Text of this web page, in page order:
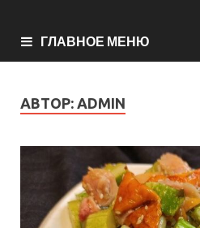
ГЛАВНОЕ МЕНЮ
АВТОР: ADMIN